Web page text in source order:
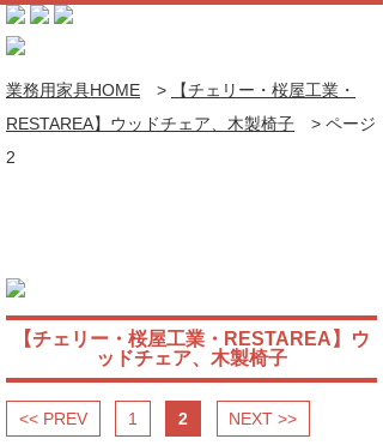
業務用家具HOME >
【チェリー・桜屋工業・
RESTAREA】ウッドチェア、木製椅子 > ページ
2
【チェリー・桜屋工業・RESTAREA】ウ
ッドチェア、木製椅子
<< PREV 1 2 NEXT >>